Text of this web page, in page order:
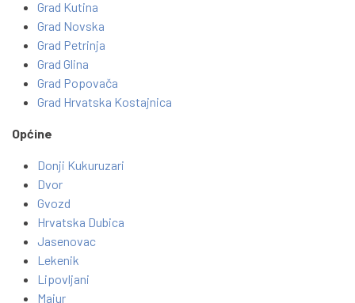
Grad Kutina
Grad Novska
Grad Petrinja
Grad Glina
Grad Popovača
Grad Hrvatska Kostajnica
Općine
Donji Kukuruzari
Dvor
Gvozd
Hrvatska Dubica
Jasenovac
Lekenik
Lipovljani
Majur